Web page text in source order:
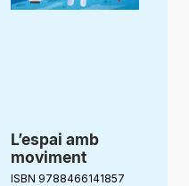
L’espai amb
moviment
ISBN 9788466141857